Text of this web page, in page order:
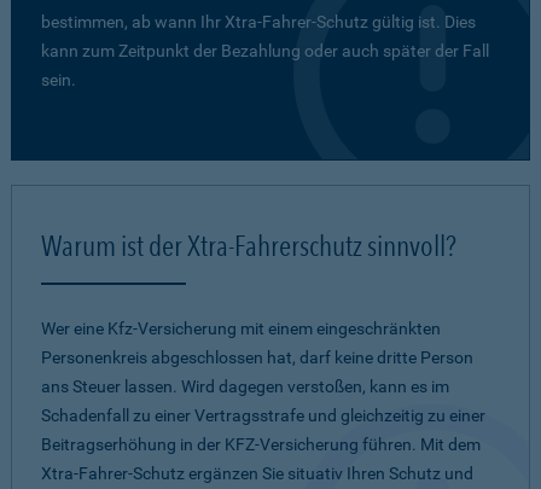
bestimmen, ab wann Ihr Xtra-Fahrer-Schutz gültig ist. Dies
kann zum Zeitpunkt der Bezahlung oder auch später der Fall
sein.
Warum ist der Xtra-Fahrerschutz sinnvoll?
Wer eine Kfz-Versicherung mit einem eingeschränkten
Personenkreis abgeschlossen hat, darf keine dritte Person
ans Steuer lassen. Wird dagegen verstoßen, kann es im
Schadenfall zu einer Vertragsstrafe und gleichzeitig zu einer
Beitragserhöhung in der KFZ-Versicherung führen. Mit dem
Xtra-Fahrer-Schutz ergänzen Sie situativ Ihren Schutz und